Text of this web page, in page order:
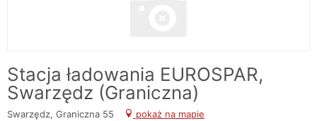
Stacja ładowania EUROSPAR,
Swarzędz (Graniczna)
Swarzędz, Graniczna 55 pokaż na mapie